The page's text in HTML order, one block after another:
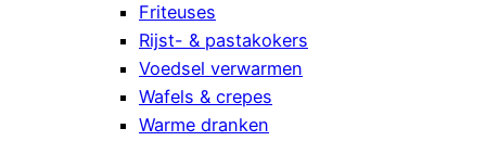
Friteuses
Rijst- & pastakokers
Voedsel verwarmen
Wafels & crepes
Warme dranken